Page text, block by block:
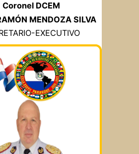
Coronel DCEM
MENDOZA SILVA
EXECUTIVO